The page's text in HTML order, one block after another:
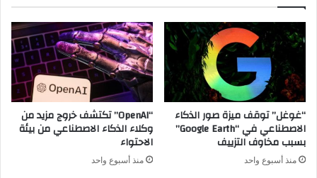
“غوغل” توقف ميزة صور الذكاء
الاصطناعي في “Google Earth”
بسبب مخاوف التزييف
منذ أسبوع واحد
“OpenAI” تكتشف خروج مزيد من
وكلاء الذكاء الاصطناعي من بيئة
الاحتواء
منذ أسبوع واحد